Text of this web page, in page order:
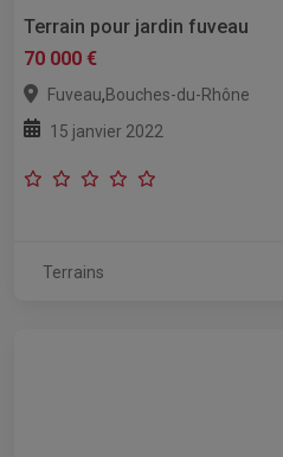
Terrain pour jardin fuveau
70 000 €
Fuveau,Bouches-du-Rhône
15 janvier 2022
Terrains